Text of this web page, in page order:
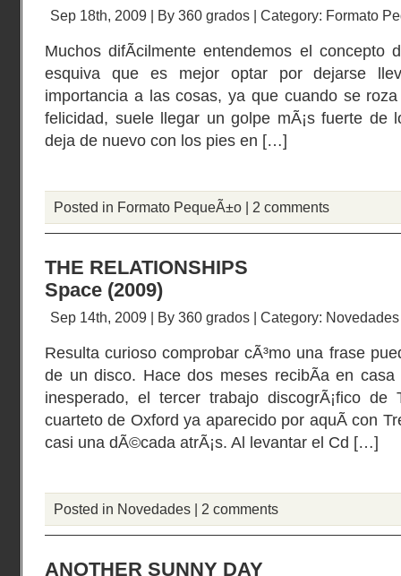
Sep 18th, 2009 | By 360 grados | Category: Formato
Muchos difÃ­cilmente entendemos el concepto
esquiva que es mejor optar por dejarse
importancia a las cosas, ya que cuando se
felicidad, suele llegar un golpe mÃ¡s fuerte de
deja de nuevo con los pies en […]
Posted in Formato PequeÃ±o | 2 comments
THE RELATIONSHIPS
Space (2009)
Sep 14th, 2009 | By 360 grados | Category: Novedades
Resulta curioso comprobar cÃ³mo una frase
de un disco. Hace dos meses recibÃ­a en
inesperado, el tercer trabajo discogrÃ¡fico de
cuarteto de Oxford ya aparecido por aquÃ­ con
casi una dÃ©cada atrÃ¡s. Al levantar el Cd […]
Posted in Novedades | 2 comments
ANOTHER SUNNY DAY